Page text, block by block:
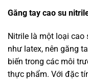
Găng tay cao su
Nitrile là một loại cao
như latex, nên găng
biến trong các môi
thực phẩm. Với đặc